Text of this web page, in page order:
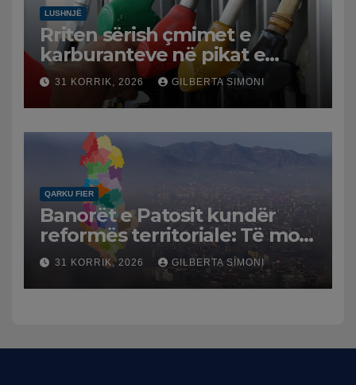
LUSHNJË
Rriten sërish çmimet e
karburanteve në pikat e
karburanteve në Lushnjë.
Tensionet në Lindjen e
Mesme shtrenjtojnë naftën
dhe benzinën në vend
31 KORRIK, 2026 GILBERTA SIMONI
QARKU FIER
Banorët e Patosit kundër
reformës territoriale: Të mos
humbasim identitetin e
qytetit
31 KORRIK, 2026 GILBERTA SIMONI